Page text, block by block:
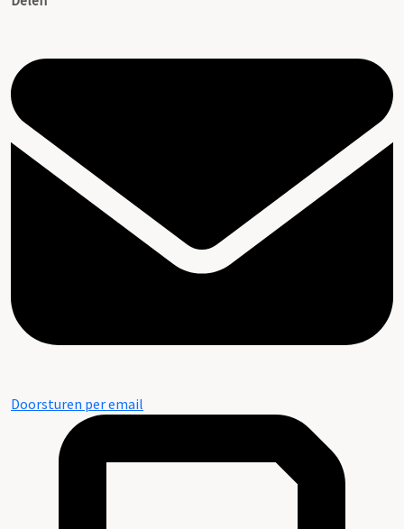
Doorsturen per email